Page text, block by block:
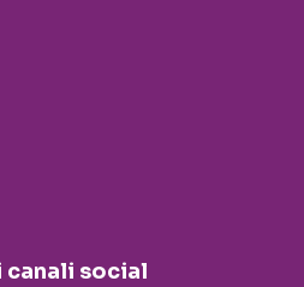
canali social